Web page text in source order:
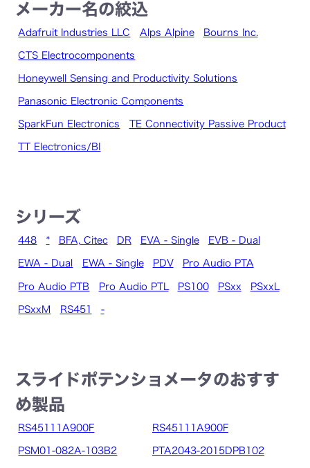
メーカー名の絞込
Adafruit Industries LLC Alps Alpine Bourns Inc.
CTS Electrocomponents
Honeywell Sensing and Productivity Solutions
Panasonic Electronic Components
SparkFun Electronics TE Connectivity Passive Product
TT Electronics/BI
シリーズ
448 * BFA, Citec DR EVA - Single EVB - Dual
EWA - Dual EWA - Single PDV Pro Audio PTA
Pro Audio PTB Pro Audio PTL PS100 PSxx PSxxL
PSxxM RS451 -
スライドポテンショメータのおすす
め製品
RS45111A900F RS45111A900F
PSM01-082A-103B2 PTA2043-2015DPB102